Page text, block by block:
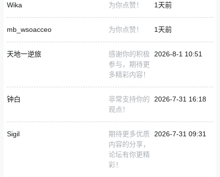
Wika 为你点赞！ 1天前
mb_wsoacceo 为你点赞！ 1天前
天地一逆旅
感谢你的积极
参与，期待更
多精彩内容！
2026-8-1 10:51
钟白
非常支持你的
观点！
2026-7-31 16:18
Sigil
期待更多优质
内容的分享，
论坛有你更精
彩！
2026-7-31 09:31